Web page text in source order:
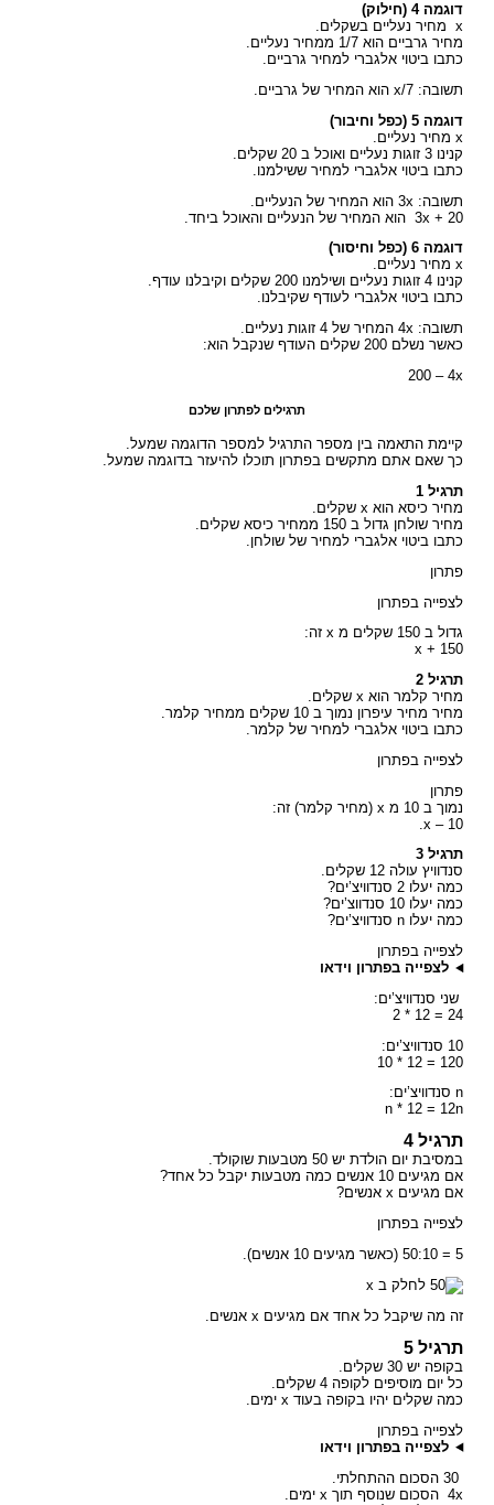
דוגמה 4 (חילוק)
x מחיר נעליים בשקלים.
מחיר גרביים הוא 1/7 ממחיר נעליים.
כתבו ביטוי אלגברי למחיר גרביים.
תשובה: x/7 הוא המחיר של גרביים.
דוגמה 5 (כפל וחיבור)
x מחיר נעליים.
קנינו 3 זוגות נעליים ואוכל ב 20 שקלים.
כתבו ביטוי אלגברי למחיר ששילמנו.
תשובה: 3x הוא המחיר של הנעליים.
3x + 20 הוא המחיר של הנעליים והאוכל ביחד.
דוגמה 6 (כפל וחיסור)
x מחיר נעליים.
קנינו 4 זוגות נעליים ושילמנו 200 שקלים וקיבלנו עודף.
כתבו ביטוי אלגברי לעודף שקיבלנו.
תשובה: 4x המחיר של 4 זוגות נעליים.
כאשר נשלם 200 שקלים העודף שנקבל הוא:
200 – 4x
תרגילים לפתרון שלכם
קיימת התאמה בין מספר התרגיל למספר הדוגמה שמעל.
כך שאם אתם מתקשים בפתרון תוכלו להיעזר בדוגמה שמעל.
תרגיל 1
מחיר כיסא הוא x שקלים.
מחיר שולחן גדול ב 150 ממחיר כיסא שקלים.
כתבו ביטוי אלגברי למחיר של שולחן.
פתרון
לצפייה בפתרון
גדול ב 150 שקלים מ x זה:
x + 150
תרגיל 2
מחיר קלמר הוא x שקלים.
מחיר מחיר עיפרון נמוך ב 10 שקלים ממחיר קלמר.
כתבו ביטוי אלגברי למחיר של קלמר.
לצפייה בפתרון
פתרון
נמוך ב 10 מ x (מחיר קלמר) זה:
x – 10.
תרגיל 3
סנדוויץ עולה 12 שקלים.
כמה יעלו 2 סנדוויצ’ים?
כמה יעלו 10 סנדווצ’ים?
כמה יעלו n סנדוויצ’ים?
לצפייה בפתרון
לצפייה בפתרון וידאו
שני סנדוויצ’ים:
24 = 12 * 2
10 סנדוויצ’ים:
120 = 12 * 10
n סנדוויצ’ים:
n * 12 = 12n
תרגיל 4
במסיבת יום הולדת יש 50 מטבעות שוקולד.
אם מגיעים 10 אנשים כמה מטבעות יקבל כל אחד?
אם מגיעים x אנשים?
לצפייה בפתרון
5 = 50:10 (כאשר מגיעים 10 אנשים).
זה מה שיקבל כל אחד אם מגיעים x אנשים.
תרגיל 5
בקופה יש 30 שקלים.
כל יום מוסיפים לקופה 4 שקלים.
כמה שקלים יהיו בקופה בעוד x ימים.
לצפייה בפתרון
לצפייה בפתרון וידאו
4x הסכום שנוסף תוך x ימים.